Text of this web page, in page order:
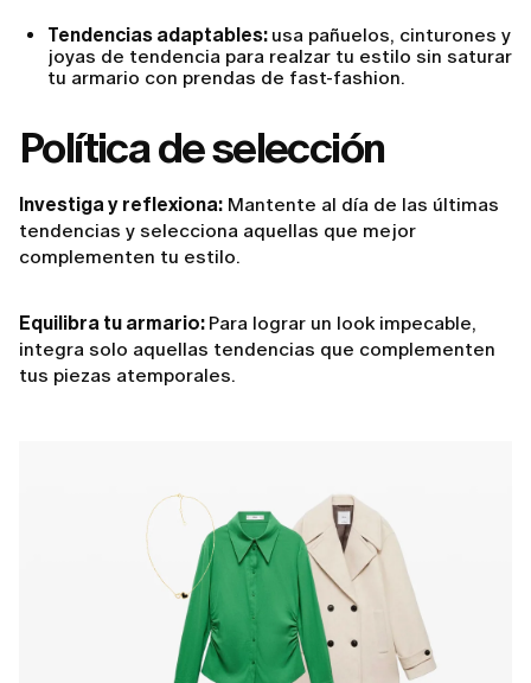
Tendencias adaptables: usa pañuelos, cinturones y
joyas de tendencia para realzar tu estilo sin saturar
tu armario con prendas de fast-fashion.
Política de selección
Investiga y reflexiona: Mantente al día de las últimas
tendencias y selecciona aquellas que mejor
complementen tu estilo.
Equilibra tu armario: Para lograr un look impecable,
integra solo aquellas tendencias que complementen
tus piezas atemporales.